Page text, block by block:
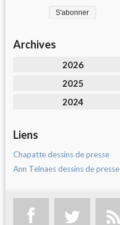
Archives
2026
2025
2024
Liens
Chapatte dessins de presse
Ann Telnaes dessins de presse